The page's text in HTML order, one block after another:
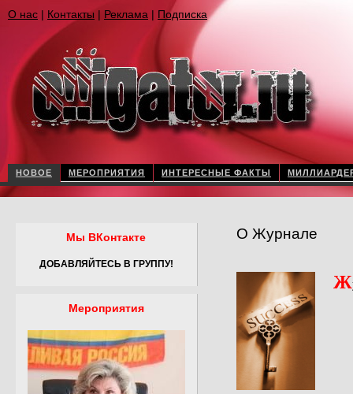
О нас | Контакты | Реклама | Подписка
НОВОЕ МЕРОПРИЯТИЯ ИНТЕРЕСНЫЕ ФАКТЫ
Мы ВКонтакте
ДОБАВЛЯЙТЕСЬ В ГРУППУ!
Мероприятия
О Журнале
Ж